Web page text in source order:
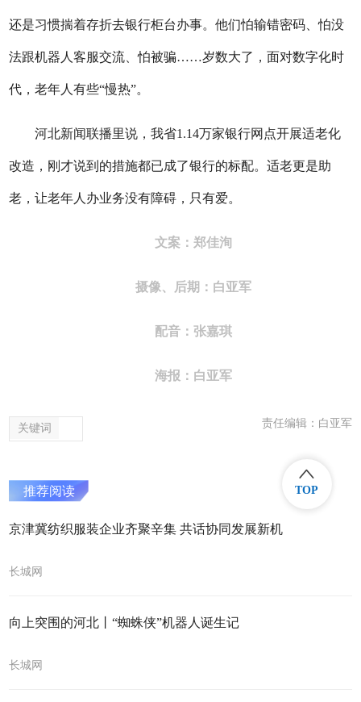
还是习惯揣着存折去银行柜台办事。他们怕输错密码、怕没
法跟机器人客服交流、怕被骗……岁数大了，面对数字化时
代，老年人有些“慢热”。
河北新闻联播里说，我省1.14万家银行网点开展适老化
改造，刚才说到的措施都已成了银行的标配。适老更是助
老，让老年人办业务没有障碍，只有爱。
文案：郑佳洵
摄像、后期：白亚军
配音：张嘉琪
海报：白亚军
关键词 责任编辑：白亚军
推荐阅读
京津冀纺织服装企业齐聚辛集 共话协同发展新机
长城网
向上突围的河北丨“蜘蛛侠”机器人诞生记
长城网
TOP